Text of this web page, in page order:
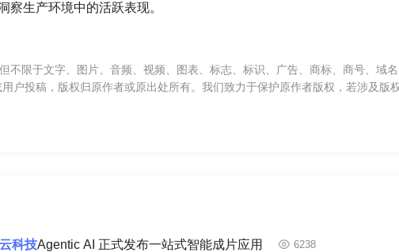
察生产环境中的活跃表现。
不限于文字、图片、音频、视频、图表、标志、标识、广告、商标、商号、域
户投稿，版权归原作者或原出处所有。我们致力于保护原作者版权，若涉及版
科技 Agentic AI 正式发布一站式智能成片应用 6238